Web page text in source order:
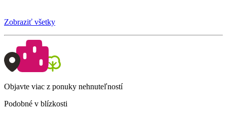
Zobraziť všetky
Objavte viac z ponuky nehnuteľností
Podobné v blízkosti